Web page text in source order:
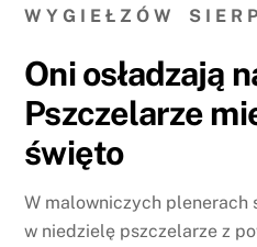
W Y G I E Ł Z Ó W S I E R
Oni osładzają
Pszczelarze
święto
W malowniczych plenerach
w niedzielę pszczelarze z